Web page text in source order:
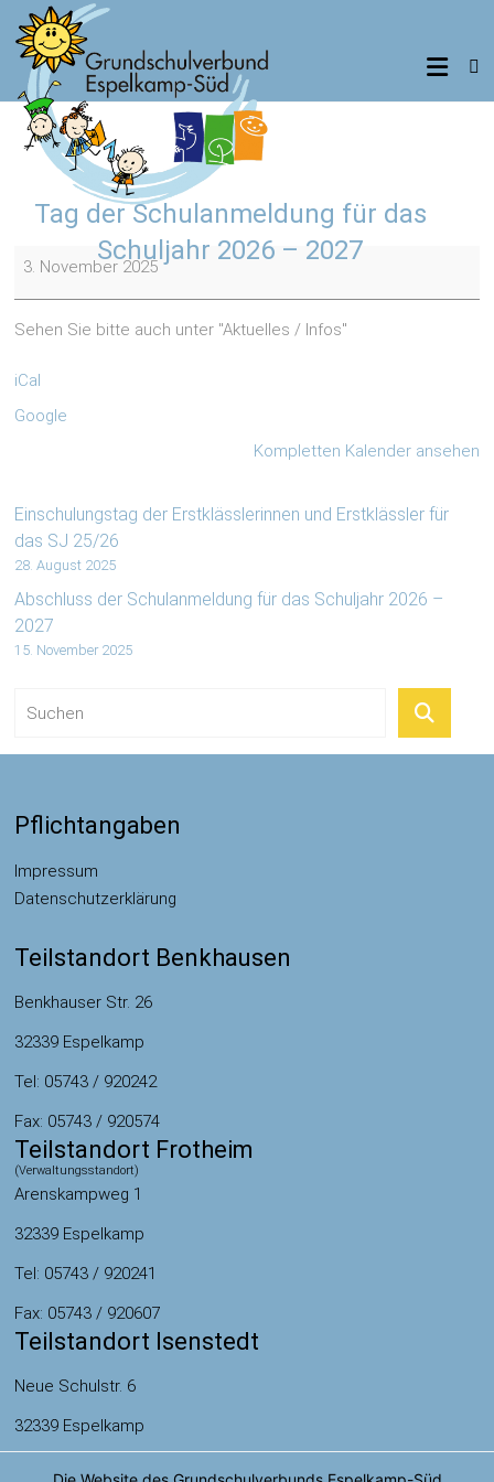
Zum
Inhalt
springen
Grundschulverbund
Espelkamp-
Süd
Benkhausen,
Isenstedt
Tag der Schulanmeldung für das
Schuljahr 2026 – 2027
Tag
Schulanmeldung
für
Schuljahr
-
3. November 2025
Sehen Sie bitte auch unter "Aktuelles / Infos"
iCal
Google
Kompletten Kalender ansehen
Einschulungstag der Erstklässlerinnen und Erstklässler für
das SJ 25/26
28. August 2025
Abschluss der Schulanmeldung für das Schuljahr 2026 –
2027
15. November 2025
Pflichtangaben
Impressum
Datenschutzerklärung
Teilstandort Benkhausen
Benkhauser Str. 26
32339 Espelkamp
Tel: 05743 / 920242
Fax: 05743 / 920574
Teilstandort Frotheim
(Verwaltungsstandort)
Arenskampweg 1
32339 Espelkamp
Tel: 05743 / 920241
Fax: 05743 / 920607
Teilstandort Isenstedt
Neue Schulstr. 6
32339 Espelkamp